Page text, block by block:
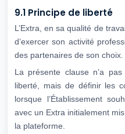
9.1 Principe de liberté
L’Extra, en sa qualité de
d’exercer son activité
des partenaires de son choix.
La présente clause n’a
liberté, mais de définir les
lorsque l’Établissement
avec un Extra initialement
la plateforme.